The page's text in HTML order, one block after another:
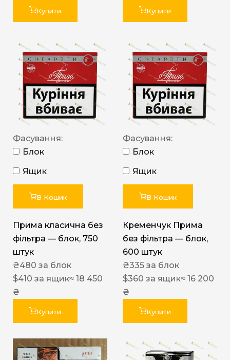
Купити Купити
Фасування:
Блок
Ящик
В Кошик
Прима класична без
фільтра — блок, 750
штук
₴480 за блок
$410 за ящик≈ 18 450
₴
Купити
Фасування:
Блок
Ящик
В Кошик
Кременчук Прима
без фільтра — блок,
600 штук
₴335 за блок
$360 за ящик≈ 16 200
₴
Купити